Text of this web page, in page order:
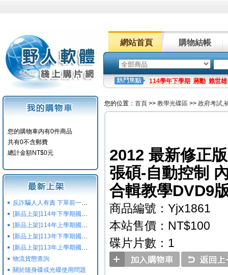
網站首頁 購物結帳
114學年下學期 蔣勳 賴世雄
您的購物車内有0件商品
共有0不含郵費
總計金額NT$0元
反詐騙人人有責 下單前一定要注意
[新品上架]114年下學期國小國中高中命題光碟,校用卷,習作
[新品上架]114年上學期國小國中高中命題光碟,校用卷,習作
[新品上架]113年下學期國小國中高中命題光碟,校用卷,習作
[新品上架]113年上學期國小國中高中命題光碟,校用卷,習作
物流貨態查詢
關於随身碟或光碟使用問題
您的位置： 首頁 >> 教學光碟區 >> 政府考試,
2012 最新修正
張碩-自動控制
合輯教學DVD9
商品編號：Yjx1861
本站售價：NT$100
碟片片數：1